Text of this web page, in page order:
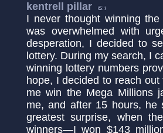
kentrell pillar
I never thought winning
was overwhelmed with
desperation, I decided to
lottery. During my search, I
winning lottery numbers
hope, I decided to reach
me win the Mega Millions
me, and after 15 hours, he
greatest surprise, when
winners—I won $143